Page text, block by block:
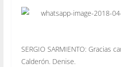
SERGIO SARMIENTO: Gracias
Calderón. Denise.